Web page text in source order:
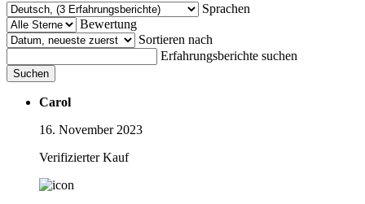
Sprachen
Bewertung
Sortieren nach
Erfahrungsberichte suchen
Suchen
Carol
16. November 2023
Verifizierter Kauf